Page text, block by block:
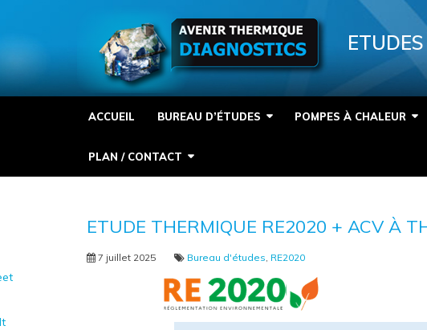
ACCUEIL BUREAU D’ÉTUDES POMPES À CHALEUR
PLAN / CONTACT
ETUDE THERMIQUE RE2020 + ACV À
7 juillet 2025 Bureau d'études RE2020